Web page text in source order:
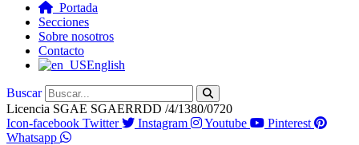
Portada
Secciones
Sobre nosotros
Contacto
English
Buscar
Licencia SGAE SGAERRDD /4/1380/0720
Icon-facebook Twitter Instagram Youtube
Pinterest
Whatsapp